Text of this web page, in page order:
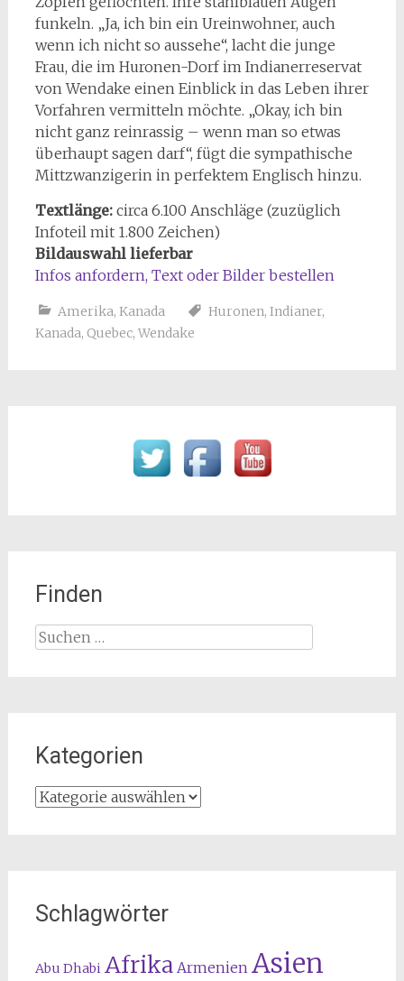
funkeln. „Ja, ich bin ein Ureinwohner, auch
wenn ich nicht so aussehe“, lacht die junge
Frau, die im Huronen-Dorf im Indianerreservat
von Wendake einen Einblick in das Leben ihrer
Vorfahren vermitteln möchte. „Okay, ich bin
nicht ganz reinrassig – wenn man so etwas
überhaupt sagen darf“, fügt die sympathische
Mittzwanzigerin in perfektem Englisch hinzu.
Textlänge:circa 6.100 Anschläge (zuzüglich
Infoteil mit 1.800 Zeichen)
Bildauswahl lieferbar
Infos anfordern, Text oder Bilder bestellen
Amerika, Kanada Huronen, Indianer,
Kanada, Quebec, Wendake
Finden
Suchen
Kategorien
Kategorien
Schlagwörter
Abu Dhabi Afrika Armenien Asien